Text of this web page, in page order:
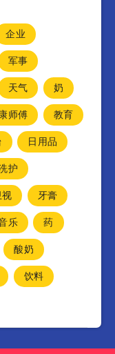
企业
军事
天气
奶
师傅
教育
日用品
护
牙膏
乐
药
酸奶
饮料